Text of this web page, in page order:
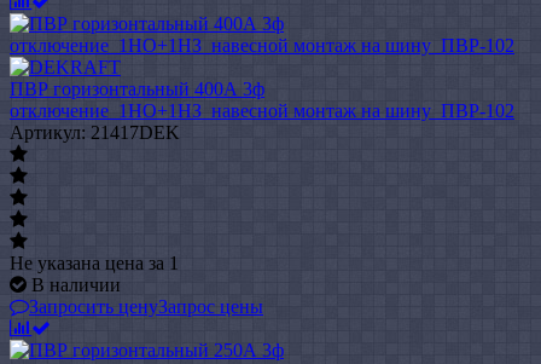
ПВР горизонтальный 400А 3ф
отключение_1НО+1НЗ_навесной монтаж на шину_ПВР-102
Артикул: 21417DEK
Не указана цена за 1
В наличии
Запросить ценуЗапрос цены